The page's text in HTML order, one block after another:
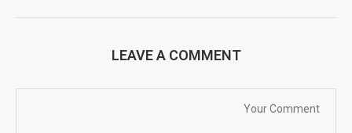
LEAVE A COMMENT